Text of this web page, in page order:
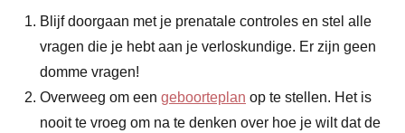
Blijf doorgaan met je prenatale controles en stel alle
vragen die je hebt aan je verloskundige. Er zijn geen
domme vragen!
Overweeg om een geboorteplan op te stellen. Het is
nooit te vroeg om na te denken over hoe je wilt dat de